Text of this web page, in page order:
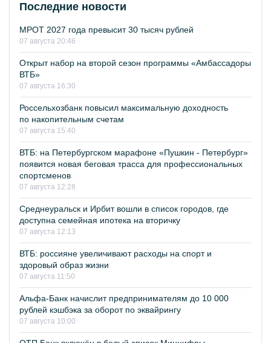
Последние новости
МРОТ 2027 года превысит 30 тысяч рублей
07 августа 20:46
Открыт набор на второй сезон программы «Амбассадоры
ВТБ»
07 августа 16:30
Россельхозбанк повысил максимальную доходность
по накопительным счетам
07 августа 15:40
ВТБ: на Петербургском марафоне «Пушкин - Петербург»
появится новая беговая трасса для профессиональных
спортсменов
07 августа 12:28
Среднеуральск и Ирбит вошли в список городов, где
доступна семейная ипотека на вторичку
07 августа 12:13
ВТБ: россияне увеличивают расходы на спорт и
здоровый образ жизни
07 августа 11:50
Альфа-Банк начислит предпринимателям до 10 000
рублей кэшбэка за оборот по эквайрингу
07 августа 10:00